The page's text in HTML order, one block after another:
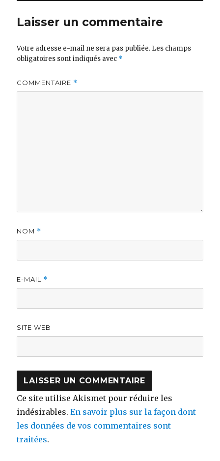
Laisser un commentaire
Votre adresse e-mail ne sera pas publiée. Les champs
obligatoires sont indiqués avec *
COMMENTAIRE *
NOM *
E-MAIL *
SITE WEB
Ce site utilise Akismet pour réduire les
indésirables.En savoir plus sur la façon dont
les données de vos commentaires sont
traitées.